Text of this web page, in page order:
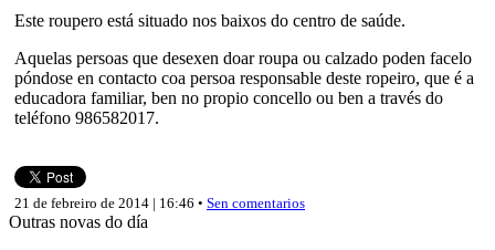
Este roupero está situado nos baixos do centro de saúde.
Aquelas persoas que desexen doar roupa ou calzado poden facelo
póndose en contacto coa persoa responsable deste ropeiro, que é a
educadora familiar, ben no propio concello ou ben a través do
teléfono 986582017.
21 de febreiro de 2014 | 16:46 • Sen comentarios
Outras novas do día